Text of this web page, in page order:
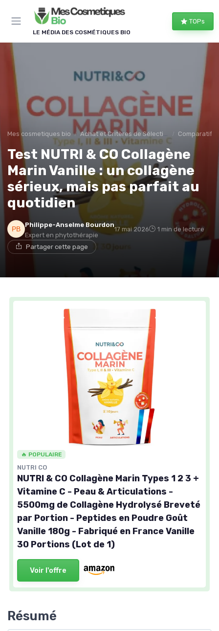
LE MÉDIA DES COSMÉTIQUES BIO
TOPs
Mes cosmetiques bio Achat et Critères de Sélection Comparatifs
Test NUTRI & CO Collagène
Marin Vanille : un collagène
sérieux, mais pas parfait au
quotidien
Philippe-Anselme Bourdon
Expert en phytothérapie
17 mai 2026 1 min de lecture
Partager cette page
🔥 POPULAIRE
NUTRI CO
NUTRI & CO Collagène Marin Types 1 2 3 +
Vitamine C - Peau & Articulations -
5500mg de Collagène Hydrolysé Breveté
par Portion - Peptides en Poudre Goût
Vanille 180g - Fabriqué en France Vanille
30 Portions (Lot de 1)
Voir l'offre
Résumé
Panneau de gestion des cookies